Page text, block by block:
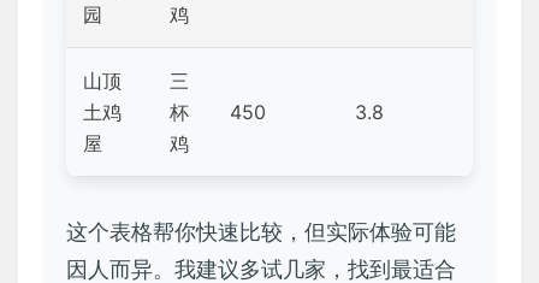
园
鸡
山顶
土鸡
屋
三
杯
鸡
450 3.8
这个表格帮你快速比较，但实际体验可能
因人而异。我建议多试几家，找到最适合